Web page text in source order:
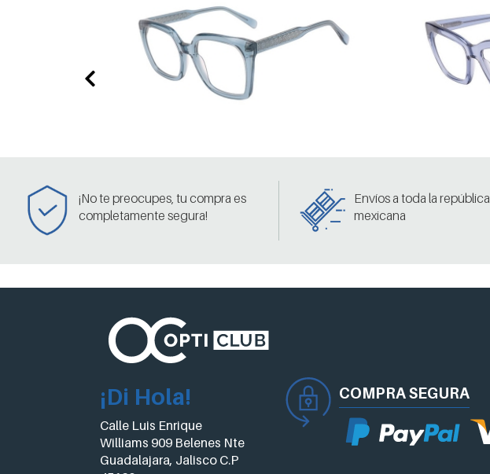
¡No te preocupes, tu compra es
completamente segura!
Envíos a toda la república
mexicana
¡Di Hola!
Calle Luis Enrique
Williams 909 Belenes Nte
Guadalajara, Jalisco C.P
COMPRASEGURA